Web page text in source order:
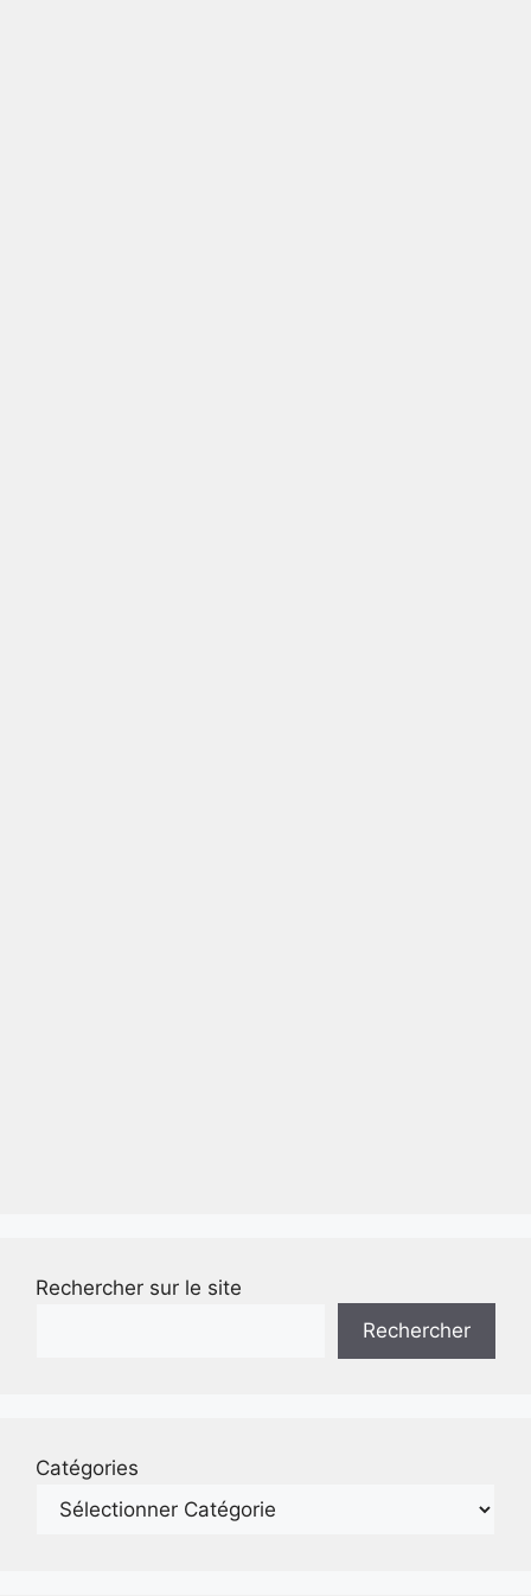
Rechercher sur le site
Rechercher
Catégories